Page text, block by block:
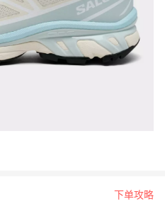
下单攻略